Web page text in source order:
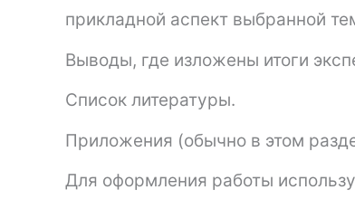
прикладной аспект выбранной
Выводы, где изложены итоги
Список литературы.
Приложения (обычно в этом
Для оформления работы